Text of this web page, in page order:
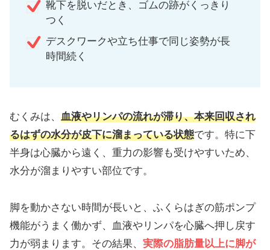
靴下を脱いだとき、ゴムの跡がくっきり
つく
デスクワークや立ち仕事で同じ姿勢が長
時間続く
むくみは、 血液やリンパの流れが滞り、本来回収され
るはずの水分が皮下に溜まっている状態です。特に下
半身は心臓から遠く、重力の影響も受けやすいため、
水分が溜まりやすい部位です。
脚を動かさない時間が長いと、ふくらはぎの筋ポンプ
機能がうまく働かず、血液やリンパを心臓へ押し戻す
力が弱まります。その結果、 実際の脂肪量以上に脚が